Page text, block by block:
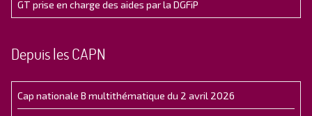
GT prise en charge des aides par la DGFiP
Depuis les CAPN
Cap nationale B multithématique du 2 avril 2026